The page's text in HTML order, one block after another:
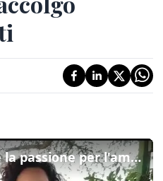
Elisabetta Pastrello e la passione per l'ambiente: ecco perché raccolgo sempre i rifiuti